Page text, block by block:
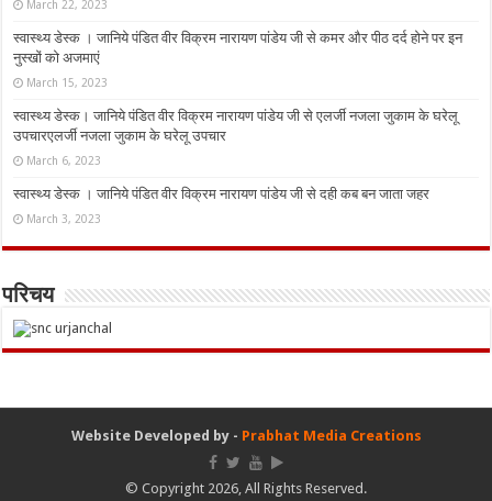
March 22, 2023
स्वास्थ्य डेस्क । जानिये पंडित वीर विक्रम नारायण पांडेय जी से कमर और पीठ दर्द होने पर इन
नुस्‍खों को अजमाएं
March 15, 2023
स्वास्थ्य डेस्क। जानिये पंडित वीर विक्रम नारायण पांडेय जी से एलर्जी नजला जुकाम के घरेलू
उपचारएलर्जी नजला जुकाम के घरेलू उपचार
March 6, 2023
स्वास्थ्य डेस्क । जानिये पंडित वीर विक्रम नारायण पांडेय जी से दही कब बन जाता जहर
March 3, 2023
परिचय
Website Developed by - Prabhat Media Creations
© Copyright 2026, All Rights Reserved.